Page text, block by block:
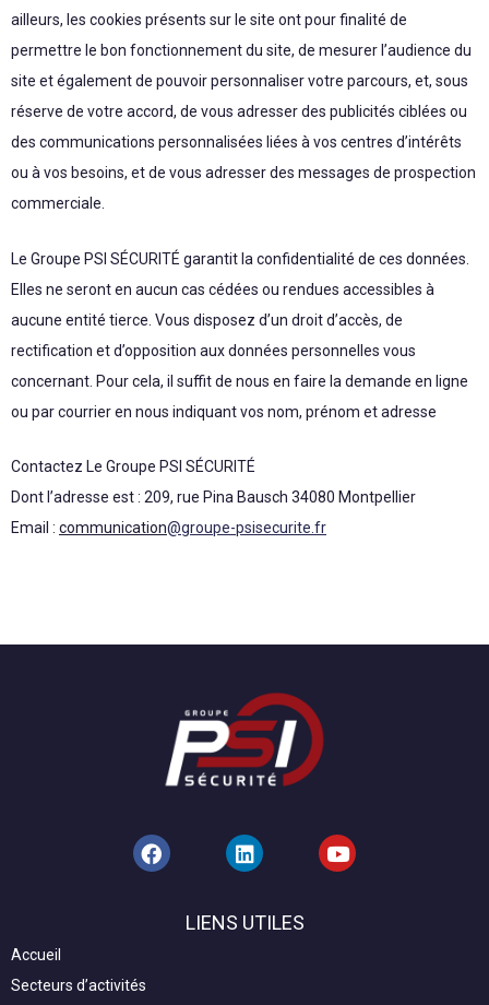
ailleurs, les cookies présents sur le site ont pour finalité de
permettre le bon fonctionnement du site, de mesurer l’audience du
site et également de pouvoir personnaliser votre parcours, et, sous
réserve de votre accord, de vous adresser des publicités ciblées ou
des communications personnalisées liées à vos centres d’intérêts
ou à vos besoins, et de vous adresser des messages de prospection
commerciale.
Le Groupe PSI SÉCURITÉ garantit la confidentialité de ces données.
Elles ne seront en aucun cas cédées ou rendues accessibles à
aucune entité tierce. Vous disposez d’un droit d’accès, de
rectification et d’opposition aux données personnelles vous
concernant. Pour cela, il suffit de nous en faire la demande en ligne
ou par courrier en nous indiquant vos nom, prénom et adresse
Contactez Le Groupe PSI SÉCURITÉ
Dont l’adresse est : 209, rue Pina Bausch 34080 Montpellier
Email : communication@groupe-psisecurite.fr
F
a
L
i
e
Y
o
LIENS UTILES
Accueil
Secteurs d’activités